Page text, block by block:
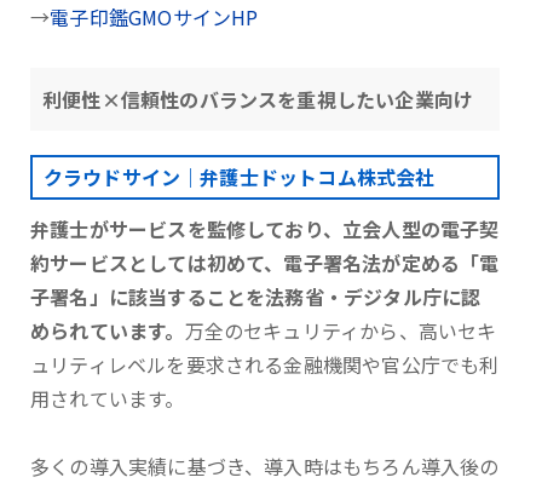
→電子印鑑GMOサインHP
利便性×信頼性のバランスを重視したい企業向け
クラウドサイン｜弁護士ドットコム株式会社
弁護士がサービスを監修しており、立会人型の電子契
約サービスとしては初めて、電子署名法が定める「電
子署名」に該当することを法務省・デジタル庁に認
められています。 万全のセキュリティから、高いセキ
ュリティレベルを要求される金融機関や官公庁でも利
用されています。
多くの導入実績に基づき、導入時はもちろん導入後の